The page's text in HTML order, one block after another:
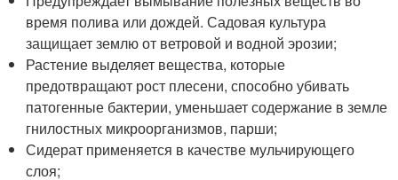
время полива или дождей. Садовая культура
защищает землю от ветровой и водной эрозии;
Растение выделяет вещества, которые
предотвращают рост плесени, способно убивать
патогенные бактерии, уменьшает содержание в земле
гнилостных микроорганизмов, парши;
Сидерат применяется в качестве мульчирующего
слоя;